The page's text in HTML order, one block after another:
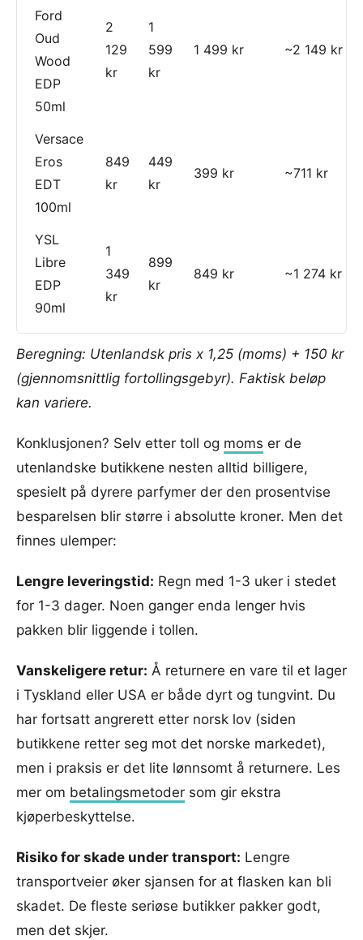
Ford
Oud
Wood
EDP
50ml
2
129
kr
1
599
kr
1 499 kr ~2 149 kr
Versace
Eros
EDT
100ml
849
kr
449
kr
399 kr ~711 kr
YSL
Libre
EDP
90ml
1
349
kr
899
kr
849 kr ~1 274 kr
Beregning: Utenlandsk pris x 1,25 (moms) + 150 kr
(gjennomsnittlig fortollingsgebyr). Faktisk beløp
kan variere.
Konklusjonen? Selv etter toll og moms er de
utenlandske butikkene nesten alltid billigere,
spesielt på dyrere parfymer der den prosentvise
besparelsen blir større i absolutte kroner. Men det
finnes ulemper:
Lengre leveringstid: Regn med 1-3 uker i stedet
for 1-3 dager. Noen ganger enda lenger hvis
pakken blir liggende i tollen.
Vanskeligere retur: Å returnere en vare til et lager
i Tyskland eller USA er både dyrt og tungvint. Du
har fortsatt angrerett etter norsk lov (siden
butikkene retter seg mot det norske markedet),
men i praksis er det lite lønnsomt å returnere. Les
mer om betalingsmetoder som gir ekstra
kjøperbeskyttelse.
Risiko for skade under transport: Lengre
transportveier øker sjansen for at flasken kan bli
skadet. De fleste seriøse butikker pakker godt,
men det skjer.